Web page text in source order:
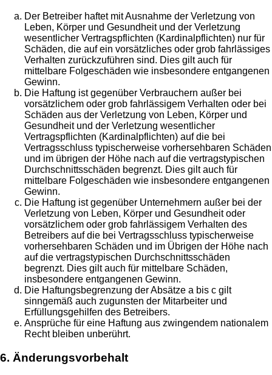
Der Betreiber haftet mit Ausnahme der Verletzung von
Leben, Körper und Gesundheit und der Verletzung
wesentlicher Vertragspflichten (Kardinalpflichten) nur für
Schäden, die auf ein vorsätzliches oder grob fahrlässiges
Verhalten zurückzuführen sind. Dies gilt auch für
mittelbare Folgeschäden wie insbesondere entgangenen
Gewinn.
Die Haftung ist gegenüber Verbrauchern außer bei
vorsätzlichem oder grob fahrlässigem Verhalten oder bei
Schäden aus der Verletzung von Leben, Körper und
Gesundheit und der Verletzung wesentlicher
Vertragspflichten (Kardinalpflichten) auf die bei
Vertragsschluss typischerweise vorhersehbaren Schäden
und im übrigen der Höhe nach auf die vertragstypischen
Durchschnittsschäden begrenzt. Dies gilt auch für
mittelbare Folgeschäden wie insbesondere entgangenen
Gewinn.
Die Haftung ist gegenüber Unternehmern außer bei der
Verletzung von Leben, Körper und Gesundheit oder
vorsätzlichem oder grob fahrlässigem Verhalten des
Betreibers auf die bei Vertragsschluss typischerweise
vorhersehbaren Schäden und im Übrigen der Höhe nach
auf die vertragstypischen Durchschnittsschäden
begrenzt. Dies gilt auch für mittelbare Schäden,
insbesondere entgangenen Gewinn.
Die Haftungsbegrenzung der Absätze a bis c gilt
sinngemäß auch zugunsten der Mitarbeiter und
Erfüllungsgehilfen des Betreibers.
Ansprüche für eine Haftung aus zwingendem nationalem
Recht bleiben unberührt.
6. Änderungsvorbehalt